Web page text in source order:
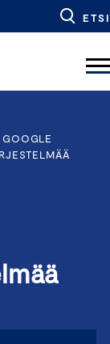
ETSI
GOOGLE